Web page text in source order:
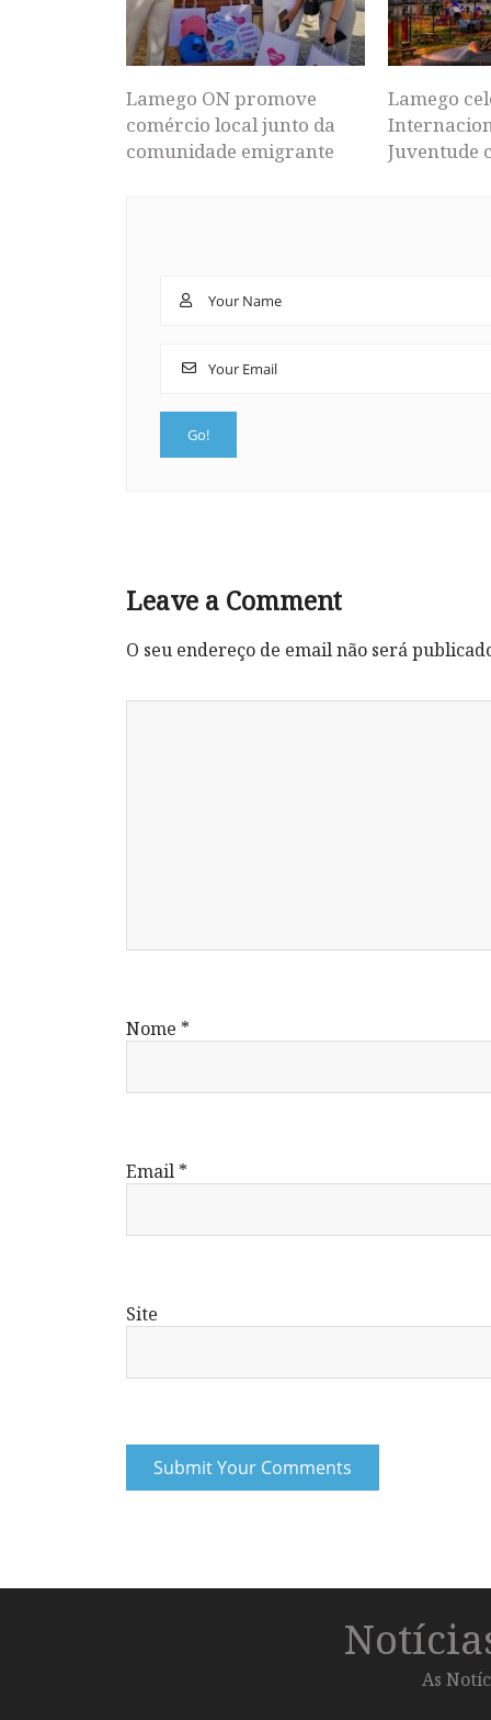
Lamego ON promove
comércio local junto da
comunidade emigrante
Lamego
Juventude
Leave a Comment
O seu endereço de email não será
Nome *
Email *
Site
As